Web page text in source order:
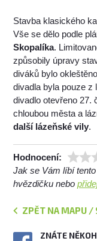
Stavba klasického
Vše se dělo podle
Skopalíka.
způsobily úpravy
diváků bylo
divadla byla pouze z
divadlo otevřeno 27.
chloubou města a
další lázeňské vily.
Hodnocení:
Jak se Vám líbí
hvězdičku nebo
ZPĚT NA MAPU /
ZNÁTE